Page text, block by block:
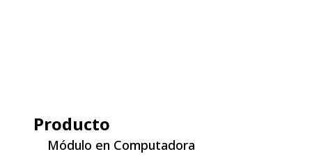
Producto
Módulo en Computadora